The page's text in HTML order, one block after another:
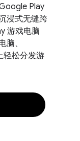
Play
浸式无缝跨
游戏电脑
脑、
轻松分发游